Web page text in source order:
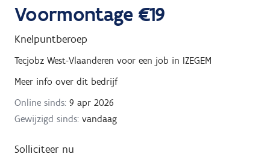
Voormontage €19
Knelpuntberoep
Tecjobz West-Vlaanderen voor een job in IZEGEM
Meer info over dit bedrijf
Online sinds: 9 apr 2026
Gewijzigd sinds: vandaag
Solliciteer nu